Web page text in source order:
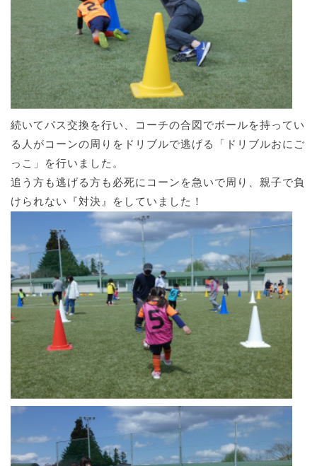
続いてパス交換を行い、コーチの合図でボールを持ってい
る人がコーンの周りをドリブルで逃げる「ドリブルおにご
っこ」を行いました。
追う方も逃げる方も必死にコーンを急いで周り、親子で負
けられない『対決』をしていました！